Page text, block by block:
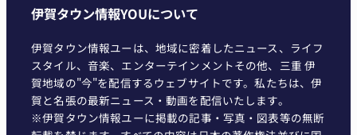
伊賀タウン情報YOUについて
伊賀タウン情報ユーは、地域に密着したニュース、ライフ
スタイル、音楽、エンターテインメントその他、三重 伊
賀地域の"今"を配信するウェブサイトです。私たちは、伊
賀と名張の最新ニュース・動画を配信いたします。
※伊賀タウン情報ユーに掲載の記事・写真・図表等の無断